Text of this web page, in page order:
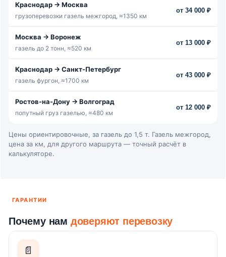
Краснодар → Москва
грузоперевозки газель межгород, ≈1350 км
от 34 000 ₽
Москва → Воронеж
газель до 2 тонн, ≈520 км
от 13 000 ₽
Краснодар → Санкт-Петербург
газель фургон, ≈1700 км
от 43 000 ₽
Ростов-на-Дону → Волгоград
попутный груз газелью, ≈480 км
от 12 000 ₽
Цены ориентировочные, за газель до 1,5 т. Газель межгород,
цена за км, для другого маршрута — точный расчёт в
калькуляторе.
ГАРАНТИИ
Почему нам доверяют перевозку
📄